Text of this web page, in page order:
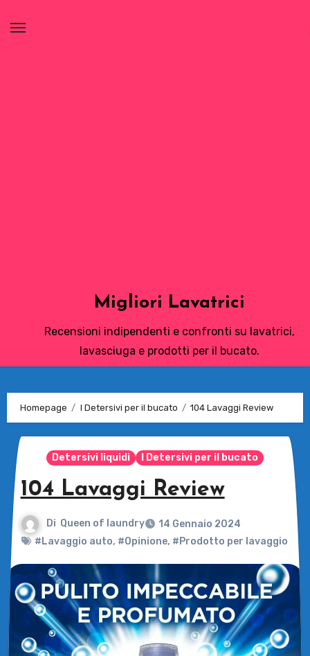
Migliori Lavatrici
Recensioni indipendenti e confronti su lavatrici,
lavasciuga e prodotti per il bucato.
Homepage I Detersivi per il bucato 104 Lavaggi Review
Detersivi liquidi I Detersivi per il bucato
104 Lavaggi Review
Di Queen of laundry
14 Gennaio 2024
#Lavaggio auto, #Opinione, #Prodotto per lavaggio